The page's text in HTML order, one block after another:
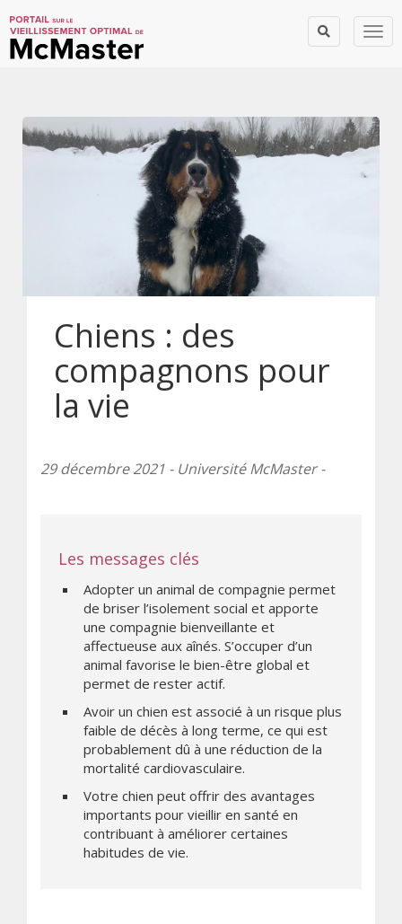
Chiens : des
compagnons pour
la vie
29 décembre 2021 - Université McMaster -
Les messages clés
Adopter un animal de compagnie permet
de briser l’isolement social et apporte
une compagnie bienveillante et
affectueuse aux aînés. S’occuper d’un
animal favorise le bien-être global et
permet de rester actif.
Avoir un chien est associé à un risque plus
faible de décès à long terme, ce qui est
probablement dû à une réduction de la
mortalité cardiovasculaire.
Votre chien peut offrir des avantages
importants pour vieillir en santé en
contribuant à améliorer certaines
habitudes de vie.